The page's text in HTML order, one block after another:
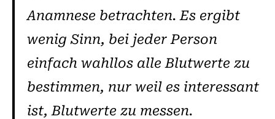
Anamnese betrachten. Es ergibt
wenig Sinn, bei jeder Person
einfach wahllos alle Blutwerte zu
bestimmen, nur weil es interessant
ist, Blutwerte zu messen.